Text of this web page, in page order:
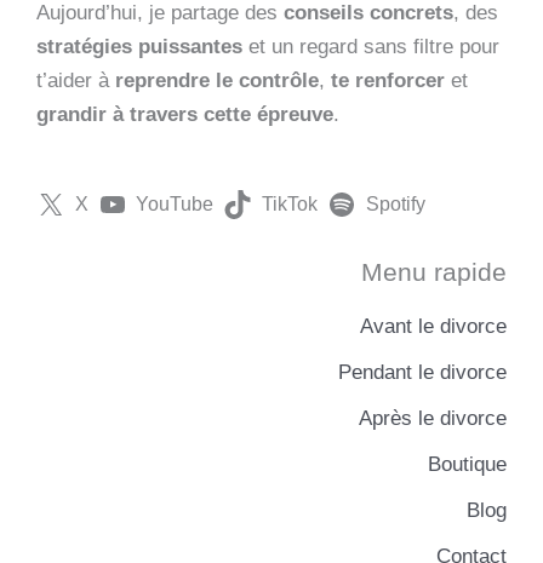
Aujourd’hui, je partage des conseils concrets, des
stratégies puissantes et un regard sans filtre pour
t’aider à reprendre le contrôle, te renforcer et
grandir à travers cette épreuve.
X YouTube TikTok Spotify
Menu rapide
Avant le divorce
Pendant le divorce
Après le divorce
Boutique
Blog
Contact